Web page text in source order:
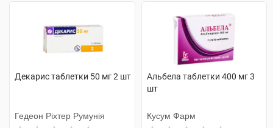
Декарис таблетки 50 мг 2 шт
Гедеон Ріхтер Румунія
Альбела таблетки 400 мг 3
шт
Кусум Фарм